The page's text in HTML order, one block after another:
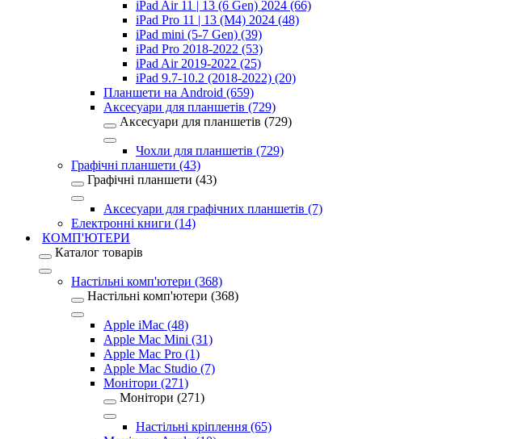
iPad Air 11 | 13 (6 Gen) 2024 (66)
iPad Pro 11 | 13 (M4) 2024 (48)
iPad mini (5-7 Gen) (39)
iPad Pro 2018-2022 (53)
iPad Air 2019-2022 (25)
iPad 9.7-10.2 (2018-2022) (20)
Планшети на Android (659)
Аксесуари для планшетів (729)
Аксесуари для планшетів (729)
Чохли для планшетів (729)
Графічні планшети (43)
Графічні планшети (43)
Аксесуари для графічних планшетів (7)
Електронні книги (14)
КОМП'ЮТЕРИ
Каталог товарів
Настільні комп'ютери (368)
Настільні комп'ютери (368)
Apple iMac (48)
Apple Mac Mini (31)
Apple Mac Pro (1)
Apple Mac Studio (7)
Монітори (271)
Монітори (271)
Настільні кріплення (65)